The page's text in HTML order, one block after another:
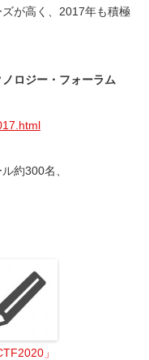
が高く、2017年も積極
ロジー・フォーラム
約300名、
」